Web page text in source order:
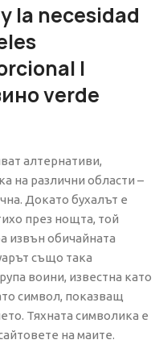
la necesidad
|
verde
алтернативи,
на различни области –
Докато бухалът е
през нощта, той
извън обичайната
също така
воини, известна като
символ, показващ
Тяхната символика е
на маите.